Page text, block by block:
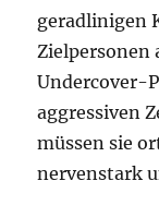
geradlinigen
Zielpersonen
Undercover-
aggressiven
müssen sie
nervenstark